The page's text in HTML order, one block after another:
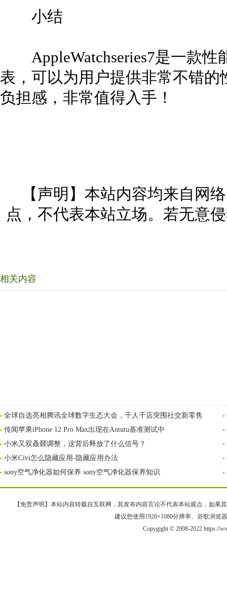
小结
AppleWatchseries7是一款性
表，可以为用户提供非常不错
负担感，非常值得入手！
【声明】本站内容均来自网
点，不代表本站立场。若无意
相关内容
全球自选亮相腾讯全球数字生态大会，千人千店突围社交新零售
传闻苹果iPhone 12 Pro Max出现在Antutu基准测试中
小米又双叒叕调整，这背后释放了什么信号？
小米Civi怎么隐藏应用-隐藏应用办法
sony空气净化器如何保养 sony空气净化器保养知识
【免责声明】本站内容转载自互联网，其发布内容言论不代表本站观点，如果
建议您使用1920×1080分辨率、谷歌浏览
Copygight © 2008-2022 https://